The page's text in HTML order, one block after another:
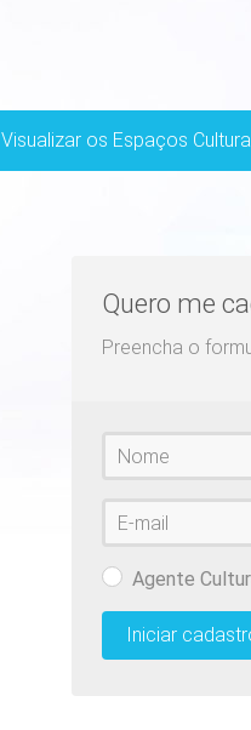
Visualizar os Espaços
Quero me
Preencha o
Nome
E-
mail
Agente
Iniciar